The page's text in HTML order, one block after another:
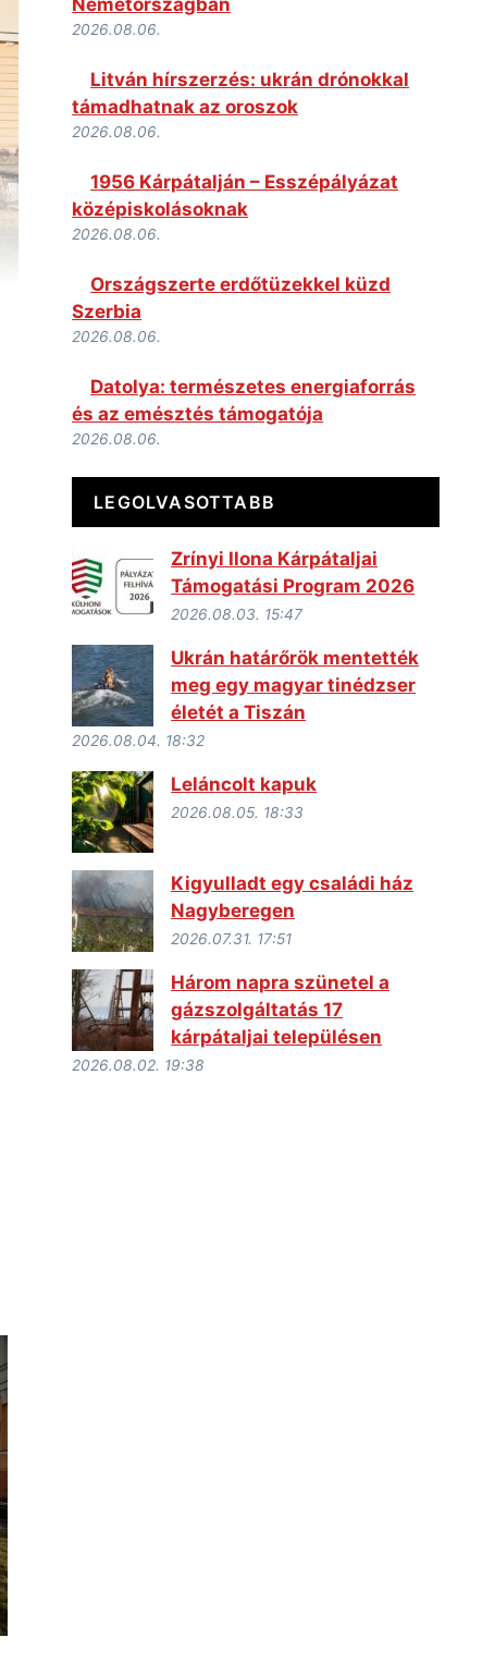
2026.08.06.
Litván hírszerzés: ukrán drónokkal
támadhatnak az oroszok
2026.08.06.
1956 Kárpátalján – Esszépályázat
középiskolásoknak
2026.08.06.
Országszerte erdőtüzekkel küzd
Szerbia
2026.08.06.
Datolya: természetes energiaforrás
és az emésztés támogatója
2026.08.06.
LEGOLVASOTTABB
Zrínyi Ilona Kárpátaljai
Támogatási Program 2026
2026.08.03. 15:47
Ukrán határőrök mentették
meg egy magyar tinédzser
életét a Tiszán
2026.08.04. 18:32
Leláncolt kapuk
2026.08.05. 18:33
Kigyulladt egy családi ház
Nagyberegen
2026.07.31. 17:51
Három napra szünetel a
gázszolgáltatás 17
kárpátaljai településen
2026.08.02. 19:38